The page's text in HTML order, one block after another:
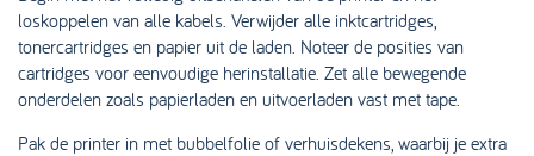
loskoppelen van alle kabels. Verwijder alle inktcartridges,
tonercartridges en papier uit de laden. Noteer de posities van
cartridges voor eenvoudige herinstallatie. Zet alle bewegende
onderdelen zoals papierladen en uitvoerladen vast met tape.
Pak de printer in met bubbelfolie of verhuisdekens, waarbij je extra